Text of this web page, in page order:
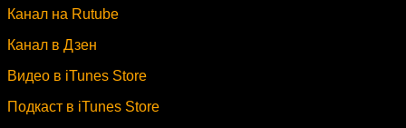
Канал на Rutube
Канал в Дзен
Видео в iTunes Store
Подкаст в iTunes Store